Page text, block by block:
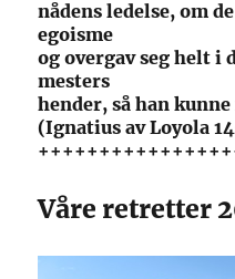
nådens ledelse, om
egoisme
og overgav seg helt i
mesters
hender, så han
(Ignatius av Loyola
Våre retretter